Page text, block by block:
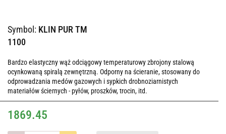
Symbol: KLIN PUR TM
1100
Bardzo elastyczny wąż odciągowy temperaturowy zbrojony stalową
ocynkowaną spiralą zewnętrzną. Odporny na ścieranie, stosowany do
odprowadzania medów gazowych i sypkich drobnoziarnistych
materiałów ściernych - pyłów, proszków, trocin, itd.
1869.45